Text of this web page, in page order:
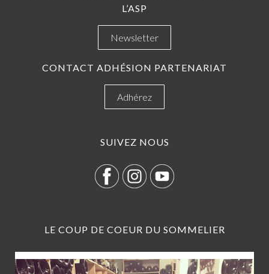
L’ASP
Newsletter
CONTACT ADHÉSION PARTENARIAT
Adhérez
SUIVEZ NOUS
LE COUP DE COEUR DU SOMMELIER